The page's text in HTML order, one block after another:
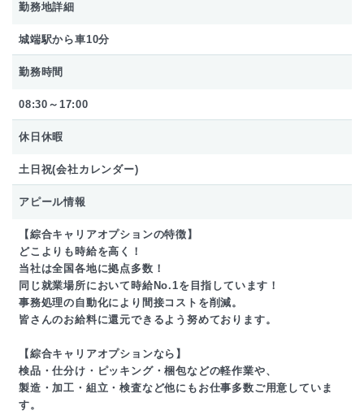
勤務地詳細
城端駅から車10分
勤務時間
08:30～17:00
休日休暇
土日祝(会社カレンダー)
アピール情報
【綜合キャリアオプションの特徴】
どこよりも時給を高く！
当社は全国各地に拠点多数！
同じ就業場所において時給No.1を目指しています！
事務処理の自動化により間接コストを削減。
皆さんのお給料に還元できるよう努めております。
【綜合キャリアオプションなら】
検品・仕分け・ピッキング・梱包などの軽作業や、
製造・加工・組立・検査など他にもお仕事多数ご用意していま
す。